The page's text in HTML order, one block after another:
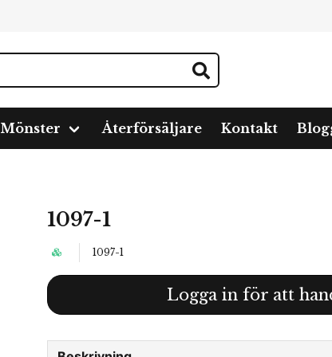
Mönster Återförsäljare Kontakt
1097-1
1097-1
Logga in för att